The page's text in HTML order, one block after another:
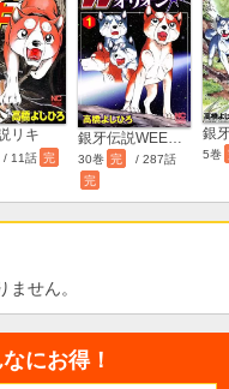
リキ
/ 11話 完 30巻 完
/ 287話
完
銀
5巻
せん。
にお得！